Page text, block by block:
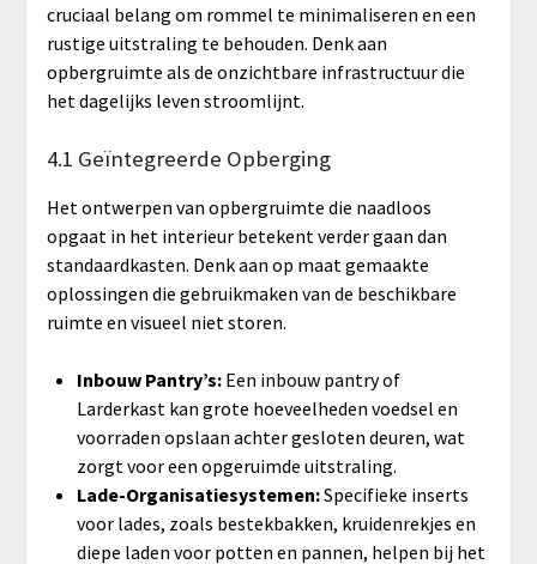
cruciaal belang om rommel te minimaliseren en een
rustige uitstraling te behouden. Denk aan
opbergruimte als de onzichtbare infrastructuur die
het dagelijks leven stroomlijnt.
4.1 Geïntegreerde Opberging
Het ontwerpen van opbergruimte die naadloos
opgaat in het interieur betekent verder gaan dan
standaardkasten. Denk aan op maat gemaakte
oplossingen die gebruikmaken van de beschikbare
ruimte en visueel niet storen.
Inbouw Pantry’s:Een inbouw pantry of
Larderkast kan grote hoeveelheden voedsel en
voorraden opslaan achter gesloten deuren, wat
zorgt voor een opgeruimde uitstraling.
Lade-Organisatiesystemen:Specifieke inserts
voor lades, zoals bestekbakken, kruidenrekjes en
diepe laden voor potten en pannen, helpen bij het